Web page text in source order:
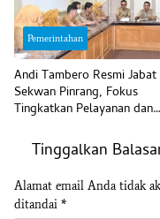
Pemerintahan
Andi Tambero Resmi Jabat
Sekwan Pinrang, Fokus
Tingkatkan Pelayanan dan
Tinggalkan
Alamat email Anda tidak
ditandai *